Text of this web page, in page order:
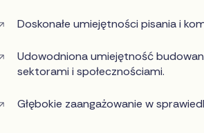
Doskonałe umiejętności pisania i
Udowodniona umiejętność
sektorami i społecznościami.
Głębokie zaangażowanie w